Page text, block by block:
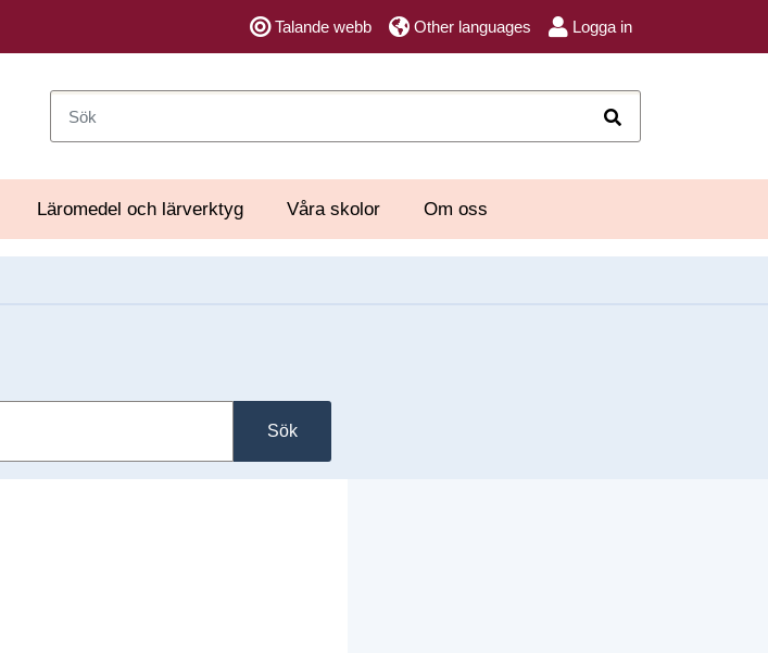
Talande webb Other languages Logga in
Läromedel och lärverktyg Våra skolor Om oss
Sök